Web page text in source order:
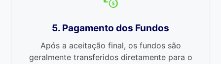
5. Pagamento dos Fundos
Após a aceitação final, os fundos são
geralmente transferidos diretamente para o